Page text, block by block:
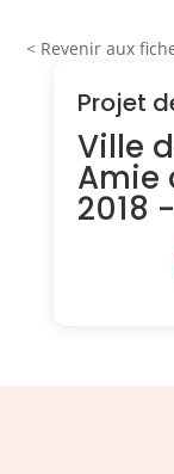
< Revenir aux
Projet
Ville
Amie
2018